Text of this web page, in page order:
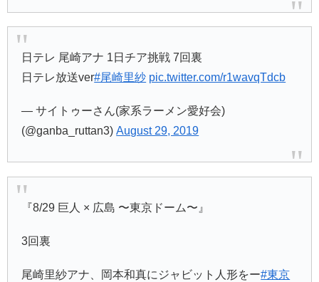
日テレ 尾崎アナ 1日チア挑戦 7回裏
日テレ放送ver#尾崎里紗 pic.twitter.com/r1wavqTdcb
— サイトゥーさん(家系ラーメン愛好会)
(@ganba_ruttan3)August 29, 2019
『8/29 巨人 × 広島 〜東京ドーム〜』
3回裏
尾崎里紗アナ、岡本和真にジャビット人形をー#東京